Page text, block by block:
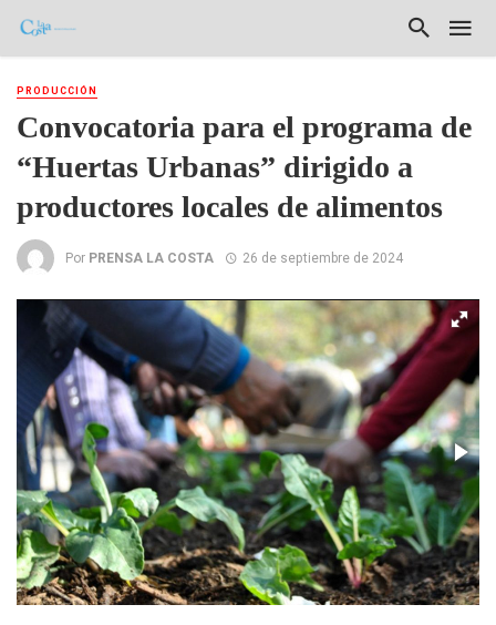
PRODUCCIÓN
Convocatoria para el programa de
“Huertas Urbanas” dirigido a
productores locales de alimentos
Por PRENSA LA COSTA 26 de septiembre de 2024